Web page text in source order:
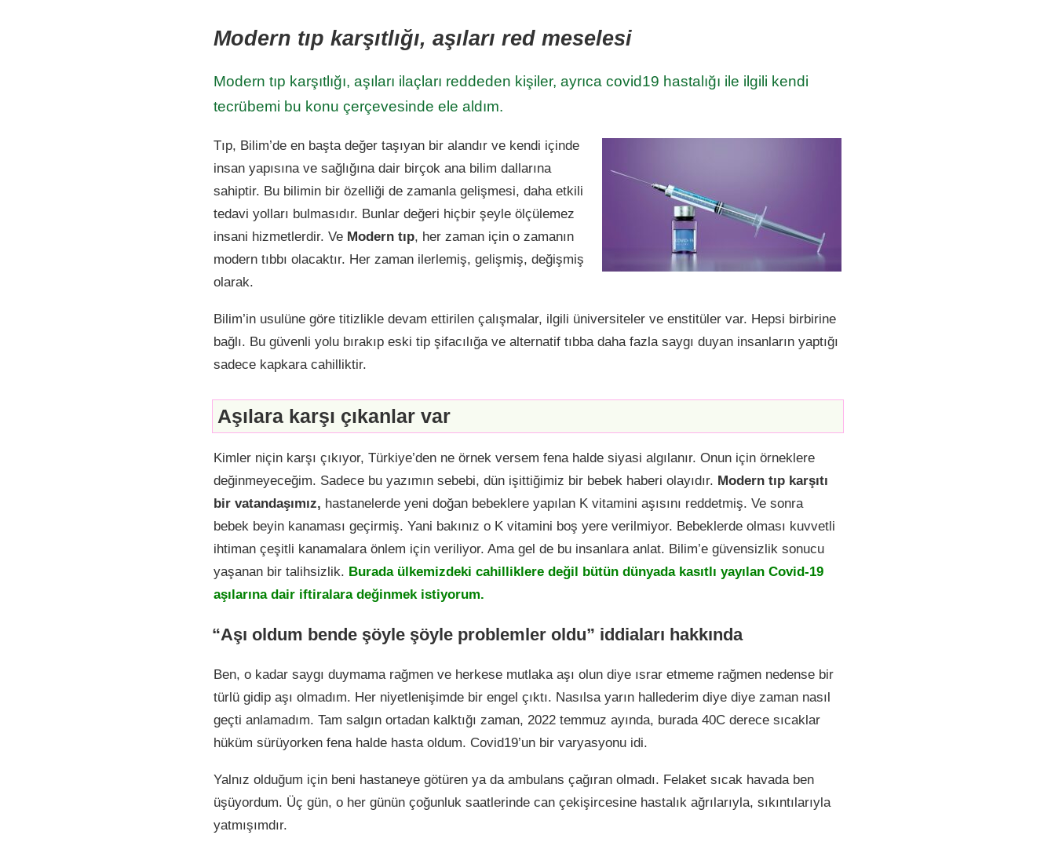
Modern tıp karşıtlığı, aşıları red meselesi
Modern tıp karşıtlığı, aşıları ilaçları reddeden kişiler, ayrıca covid19 hastalığı ile ilgili kendi
tecrübemi bu konu çerçevesinde ele aldım.
Tıp, Bilim’de en başta değer taşıyan bir alandır ve kendi içinde
insan yapısına ve sağlığına dair birçok ana bilim dallarına
sahiptir. Bu bilimin bir özelliği de zamanla gelişmesi, daha etkili
tedavi yolları bulmasıdır. Bunlar değeri hiçbir şeyle ölçülemez
insani hizmetlerdir. Ve Modern tıp, her zaman için o zamanın
modern tıbbı olacaktır. Her zaman ilerlemiş, gelişmiş, değişmiş
olarak.
Bilim’in usulüne göre titizlikle devam ettirilen çalışmalar, ilgili üniversiteler ve enstitüler var. Hepsi birbirine
bağlı. Bu güvenli yolu bırakıp eski tip şifacılığa ve alternatif tıbba daha fazla saygı duyan insanların yaptığı
sadece kapkara cahilliktir.
Aşılara karşı çıkanlar var
Kimler niçin karşı çıkıyor, Türkiye’den ne örnek versem fena halde siyasi algılanır. Onun için örneklere
değinmeyeceğim. Sadece bu yazımın sebebi, dün işittiğimiz bir bebek haberi olayıdır. Modern tıp karşıtı
bir vatandaşımız, hastanelerde yeni doğan bebeklere yapılan K vitamini aşısını reddetmiş. Ve sonra
bebek beyin kanaması geçirmiş. Yani bakınız o K vitamini boş yere verilmiyor. Bebeklerde olması kuvvetli
ihtiman çeşitli kanamalara önlem için veriliyor. Ama gel de bu insanlara anlat. Bilim’e güvensizlik sonucu
yaşanan bir talihsizlik. Burada ülkemizdeki cahilliklere değil bütün dünyada kasıtlı yayılan Covid-19
aşılarına dair iftiralara değinmek istiyorum.
“Aşı oldum bende şöyle şöyle problemler oldu” iddiaları hakkında
Ben, o kadar saygı duymama rağmen ve herkese mutlaka aşı olun diye ısrar etmeme rağmen nedense bir
türlü gidip aşı olmadım. Her niyetlenişimde bir engel çıktı. Nasılsa yarın hallederim diye diye zaman nasıl
geçti anlamadım. Tam salgın ortadan kalktığı zaman, 2022 temmuz ayında, burada 40C derece sıcaklar
hüküm sürüyorken fena halde hasta oldum. Covid19’un bir varyasyonu idi.
Yalnız olduğum için beni hastaneye götüren ya da ambulans çağıran olmadı. Felaket sıcak havada ben
üşüyordum. Üç gün, o her günün çoğunluk saatlerinde can çekişircesine hastalık ağrılarıyla, sıkıntılarıyla
yatmışımdır.